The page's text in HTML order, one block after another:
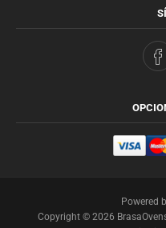
Powered
Copyright © 2026